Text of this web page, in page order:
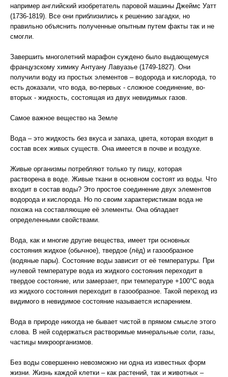
например английский изобретатель паровой машины Джеймс Уатт
(1736-1819). Все они приблизились к решению загадки, но
правильно объяснить полученные опытным путем факты так и не
смогли.
Завершить многолетний марафон суждено было выдающемуся
французскому химику Антуану Лавуазье (1749-1827). Они
получили воду из простых элементов – водорода и кислорода, то
есть доказали, что вода, во-первых - сложное соединение, во-
вторых - жидкость, состоящая из двух невидимых газов.
Самое важное вещество на Земле
Вода – это жидкость без вкуса и запаха, цвета, которая входит в
состав всех живых существ. Она имеется в почве и воздухе.
Живые организмы потребляют только ту пищу, которая
растворена в воде. Живые ткани в основном состоят из воды. Что
входит в состав воды? Это простое соединение двух элементов
водорода и кислорода. Но по своим характеристикам вода не
похожа на составляющие её элементы. Она обладает
определенными свойствами.
Вода, как и многие другие вещества, имеет три основных
состояния жидкое (обычное), твердое (лёд) и газообразное
(водяные пары). Состояние воды зависит от её температуры. При
нулевой температуре вода из жидкого состояния переходит в
твердое состояние, или замерзает, при температуре +100°C вода
из жидкого состояния переходит в газообразное. Такой переход из
видимого в невидимое состояние называется испарением.
Вода в природе никогда не бывает чистой в прямом смысле этого
слова. В ней содержаться растворимые минеральные соли, газы,
частицы микроорганизмов.
Без воды совершенно невозможно ни одна из известных форм
жизни. Жизнь каждой клетки – как растений, так и животных –